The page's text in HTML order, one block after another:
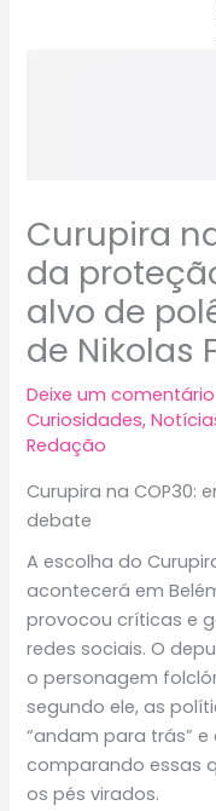
Curupira
da
alvo de
de Nikolas
Deixe um comentário
Curiosidades,
Redação
Curupira na COP30:
debate
A escolha do
acontecerá em
provocou críticas e
redes sociais. O
o personagem
segundo ele, as
“andam para trás”
comparando essas
os pés virados.